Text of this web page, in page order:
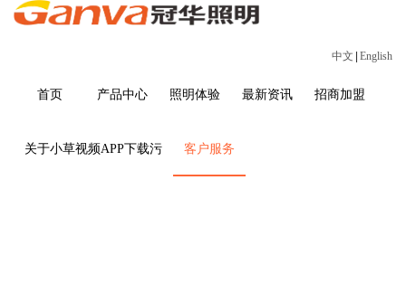
中文 English
首页 产品中心 照明体验 最新资讯 招商加盟
关于小草视频APP下载污 客户服务